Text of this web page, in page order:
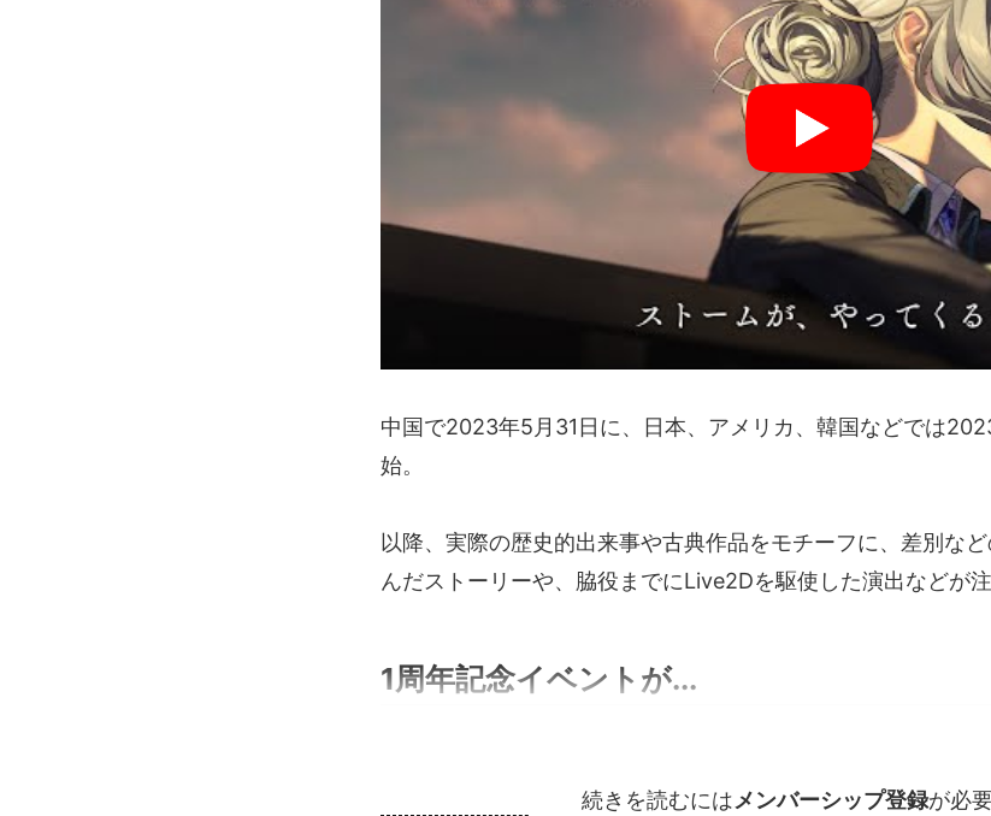
中国で2023年5月31日に、日本、アメリカ、韓国などでは
始。
以降、実際の歴史的出来事や古典作品をモチーフに、差別な
んだストーリーや、脇役までにLive2Dを駆使した演出などが注
1周年記念イベントが...
続きを読むにはメンバーシップ登録が必